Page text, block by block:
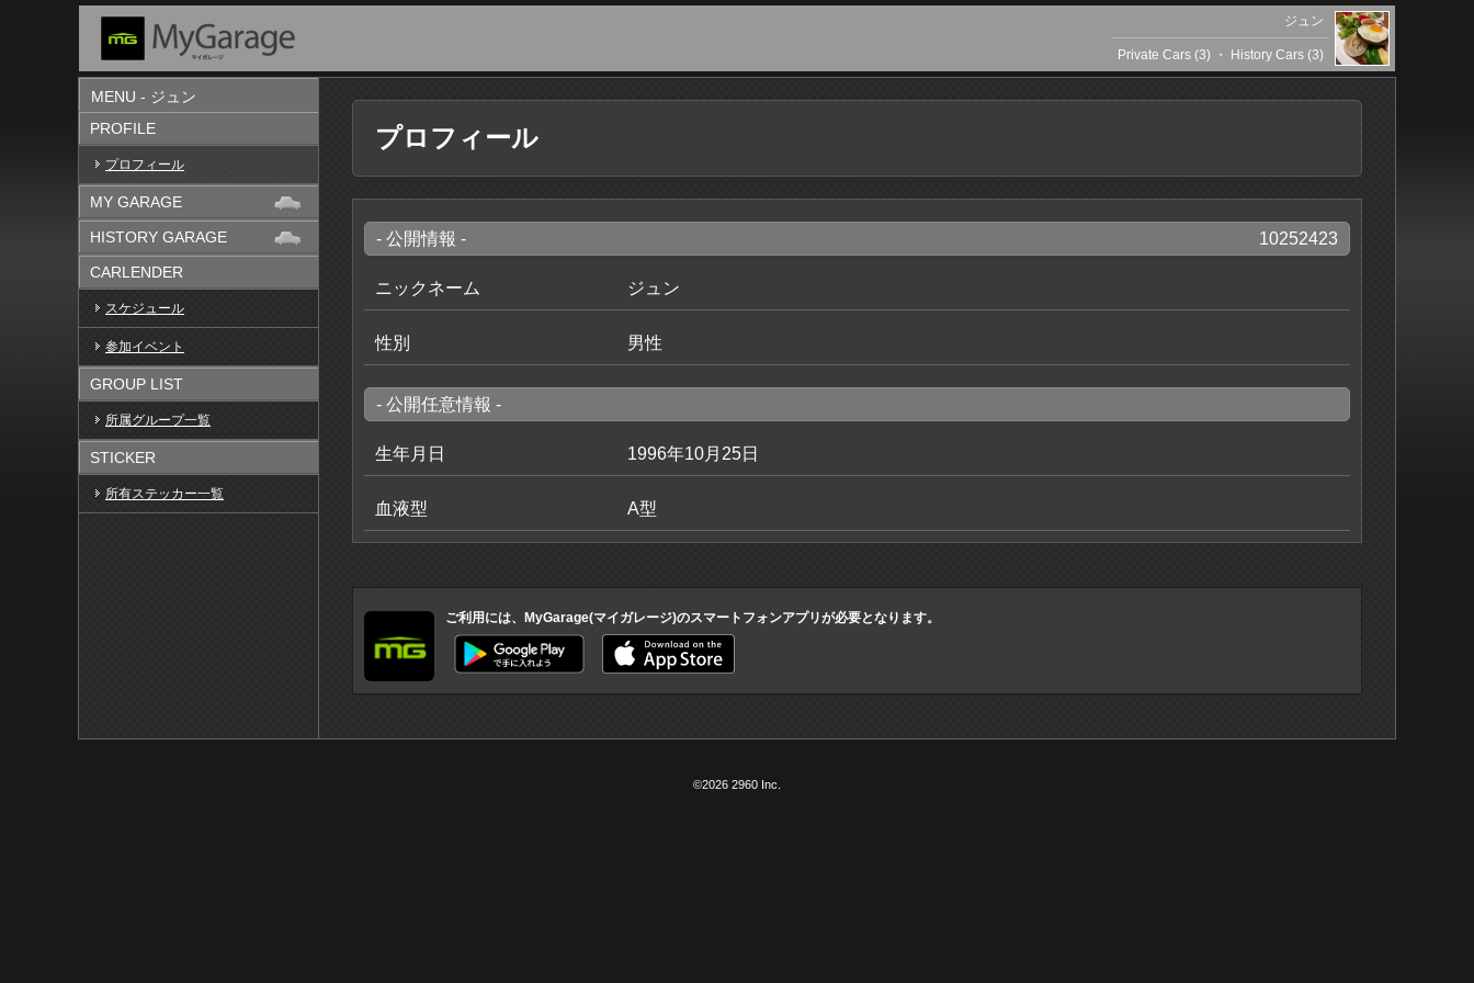
ジュン
Private Cars (3) ・ History Cars (3)
MENU - ジュン
PROFILE
プロフィール
MY GARAGE
HISTORY GARAGE
CARLENDER
スケジュール
参加イベント
GROUP LIST
所属グループ一覧
STICKER
所有ステッカー一覧
プロフィール
- 公開情報 - 10252423
ニックネーム ジュン
性別 男性
- 公開任意情報 -
生年月日 1996年10月25日
血液型 A型
ご利用には、MyGarage(マイガレージ)のスマートフォンアプリが必要となります。
©2026 2960 Inc.